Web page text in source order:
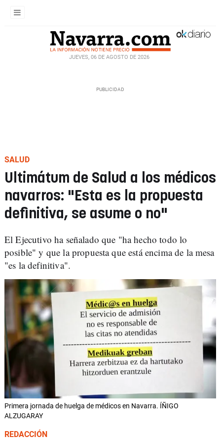
JUEVES, 06 DE AGOSTO DE 2026
SALUD
Ultimátum de Salud a los médicos
navarros: "Esta es la propuesta
definitiva, se asume o no"
El Ejecutivo ha señalado que "ha hecho todo lo
posible" y que la propuesta que está encima de la mesa
"es la definitiva".
Primera jornada de huelga de médicos en Navarra. ÍÑIGO
ALZUGARAY
REDACCIÓN